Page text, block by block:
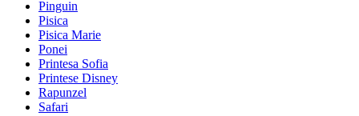
Pinguin
Pisica
Pisica Marie
Ponei
Printesa Sofia
Printese Disney
Rapunzel
Safari